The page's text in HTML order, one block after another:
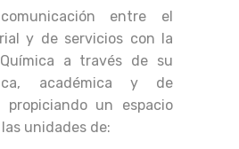
entre el
y de servicios con la
a través de su
académica y de
propiciando un espacio
unidades de: